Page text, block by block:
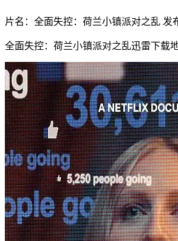
片名：全面失控：荷兰小镇派对之乱 发
全面失控：荷兰小镇派对之乱迅雷下载